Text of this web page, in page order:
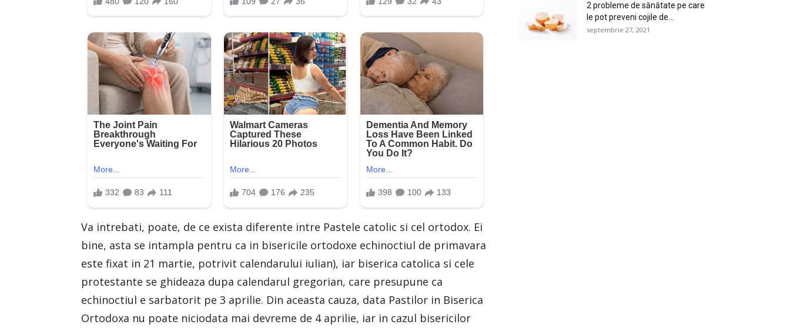
Va intrebati, poate, de ce exista diferente intre Pastele catolic si cel ortodox. Ei
bine, asta se intampla pentru ca in bisericile ortodoxe echinoctiul de primavara
este fixat in 21 martie, potrivit calendarului iulian), iar biserica catolica si cele
protestante se ghideaza dupa calendarul gregorian, care presupune ca
echinoctiul e sarbatorit pe 3 aprilie. Din aceasta cauza, data Pastilor in Biserica
Ortodoxa nu poate niciodata mai devreme de 4 aprilie, iar in cazul bisericilor
2 probleme de sănătate pe care
le pot preveni cojile de...
septembrie 27, 2021